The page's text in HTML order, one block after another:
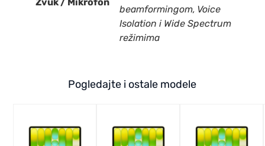
beamformingom, Voice
Isolation i Wide Spectrum
režimima
Pogledajte i ostale modele